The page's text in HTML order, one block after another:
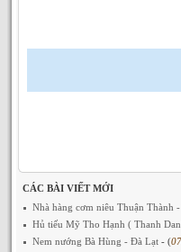
CÁC BÀI VIẾT MỚI
Nhà hàng cơm niêu Thuận Thành
Hủ tiếu Mỹ Tho Hạnh ( Thanh
Nem nướng Bà Hùng - Đà Lạt - (